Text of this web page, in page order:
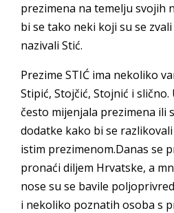
prezimena na temelju svojih
bi se tako neki koji su se
nazivali Stić.
Prezime STIĆ ima nekoliko
Stipić, Stojčić, Stojnić i
često mijenjala prezimena ili
dodatke kako bi se
istim prezimenom.Danas se
pronaći diljem Hrvatske, a
nose su se bavile
i nekoliko poznatih osoba s